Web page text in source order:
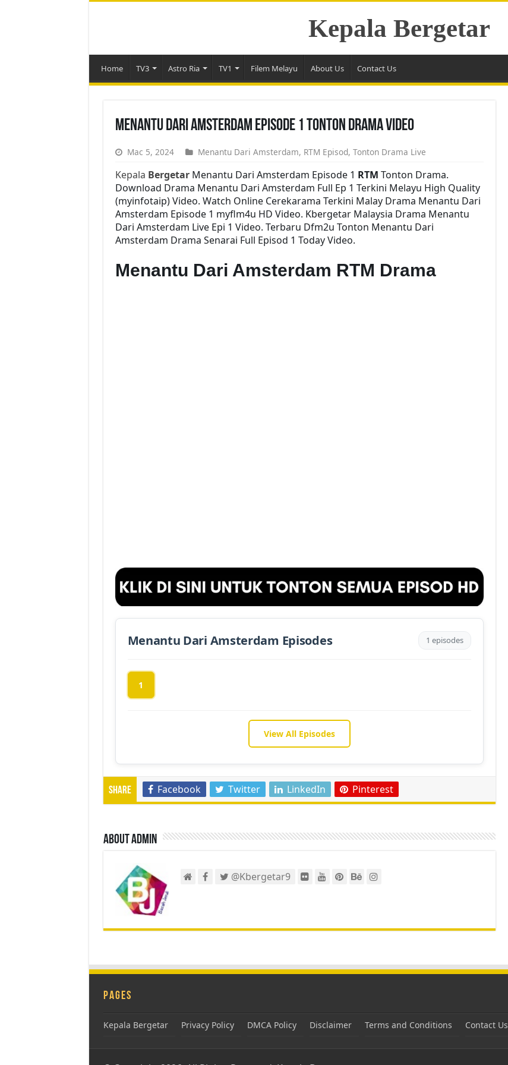
Kepala Bergetar
Home TV3 Astro Ria TV1 Filem Melayu About Us Contact Us
Menantu Dari Amsterdam Episode 1 Tonton Drama Video
Mac 5, 2024 Menantu Dari Amsterdam, RTM Episod, Tonton Drama Live
Kepala BergetarMenantu Dari Amsterdam Episode 1 RTM Tonton Drama.
Download Drama Menantu Dari Amsterdam Full Ep 1 Terkini Melayu High Quality
(myinfotaip) Video. Watch Online Cerekarama Terkini Malay Drama Menantu Dari
Amsterdam Episode 1 myflm4u HD Video. Kbergetar Malaysia Drama Menantu
Dari Amsterdam Live Epi 1 Video. Terbaru Dfm2u Tonton Menantu Dari
Amsterdam Drama Senarai Full Episod 1 Today Video.
Menantu Dari Amsterdam RTM Drama
Menantu Dari Amsterdam Episodes 1 episodes
1
View All Episodes
Share Facebook Twitter LinkedIn Pinterest
About admin
@Kbergetar9
Pages
Kepala Bergetar Privacy Policy DMCA Policy Disclaimer Terms and Conditions Contact Us